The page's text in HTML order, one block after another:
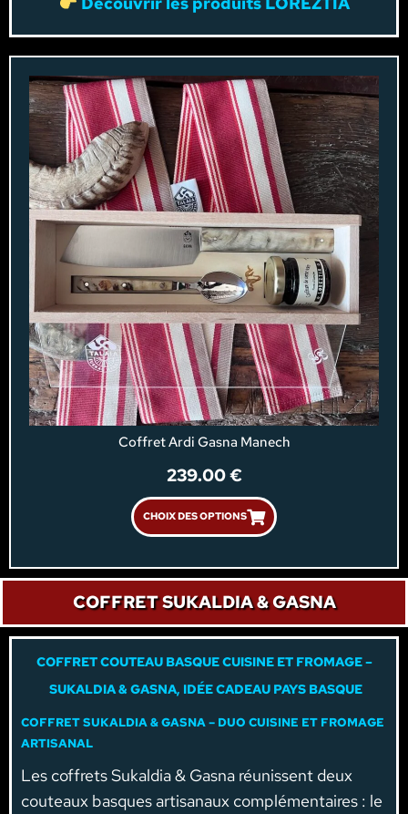
Coffret Ardi Gasna Manech
239.00€
CHOIX DES OPTIONS
COFFRET SUKALDIA & GASNA
COFFRET COUTEAU BASQUE CUISINE ET FROMAGE –
SUKALDIA & GASNA, IDÉE CADEAU PAYS BASQUE
COFFRET SUKALDIA & GASNA – DUO CUISINE ET FROMAGE
ARTISANAL
Les coffrets Sukaldia & Gasna réunissent deux
couteaux basques artisanaux complémentaires : le